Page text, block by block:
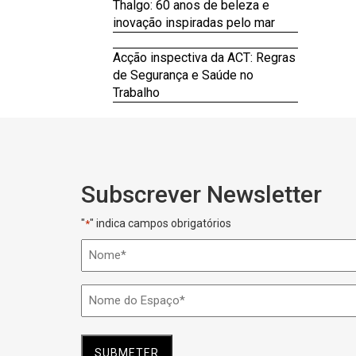
Thalgo: 60 anos de beleza e
inovação inspiradas pelo mar
Acção inspectiva da ACT: Regras
de Segurança e Saúde no
Trabalho
Subscrever Newsletter
"*" indica campos obrigatórios
Nome
Nome
do